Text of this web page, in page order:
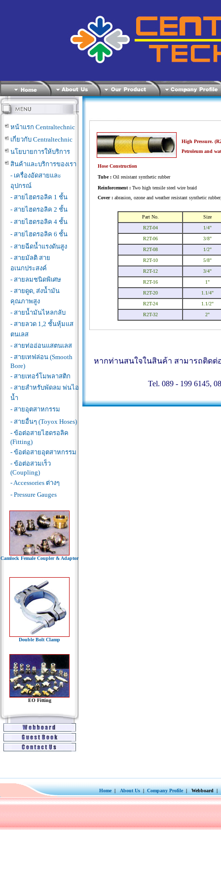
หน้าแรก Centraltechnic
เกี่ยวกับ Centraltechnic
นโยบายการให้บริการ
สินค้าและบริการของเรา
- เครื่องอัดสายและ
อุปกรณ์
- สายไฮดรอลิค 1 ชั้น
- สายไฮดรอลิค 2 ชั้น
- สายไฮดรอลิค 4 ชั้น
- สายไฮดรอลิค 6 ชั้น
- สายฉีดน้ำแรงดันสูง
- สายมัลติ สาย
อเนกประสงค์
- สายลมชนิดพิเศษ
- สายดูด, ส่งน้ำมัน
คุณภาพสูง
- สายน้ำมันไหลกลับ
- สายลวด 1,2 ชั้นหุ้มแส
ตนเลส
- สายท่ออ่อนแสตนเลส
- สายเทฟล่อน (Smooth
Bore)
- สายเทอร์โมพลาสติก
- สายสำหรับพัดลม พ่นไอ
น้ำ
- สายอุตสาหกรรม
- สายอื่นๆ (Toyox Hoses)
- ข้อต่อสายไฮดรอลิค
(Fitting)
- ข้อต่อสายอุตสาหกรรม
- ข้อต่อสวมเร็ว
(Coupling)
- Accessories ต่างๆ
- Pressure Gauges
Camlock Female Coupler & Adaptor
Double Bolt Clamp
EO Fitting
High Pressure.
Petroleum and
Hose Construction
Tube : Oil resistant synthetic rubber
Reinforcement : Two high tensile steel wire braid
Cover : abrasion, ozone and weather resistant synthetic
Part No.
Size
R2T-04
1/4"
R2T-06
3/8"
R2T-08
1/2"
R2T-10
5/8"
R2T-12
3/4"
R2T-16
1"
R2T-20
1.1/4"
R2T-24
1.1/2"
R2T-32
2"
หากท่านสนใจในสินค้า สามารถติด
Tel. 089 - 199 6145,
Home|About Us|Company Profile| Webboard |